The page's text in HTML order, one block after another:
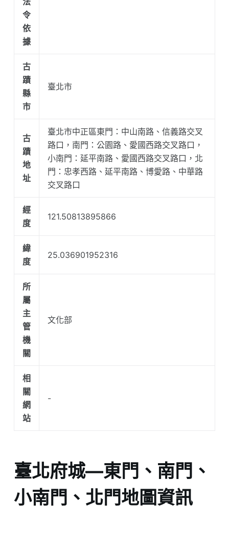
令
依
據
古
蹟
縣
市
臺北市
古
蹟
地
址
臺北市中正區東門：中山南路、信義路交叉
路口，南門：公園路、愛國西路交叉路口，
小南門：延平南路、愛國西路交叉路口，北
門：忠孝西路、延平南路、博愛路、中華路
交叉路口
經
度
121.50813895866
緯
度
25.036901952316
所
屬
主
管
機
關
文化部
相
關
網
站
-
臺北府城—東門、南門、
小南門、北門地圖資訊